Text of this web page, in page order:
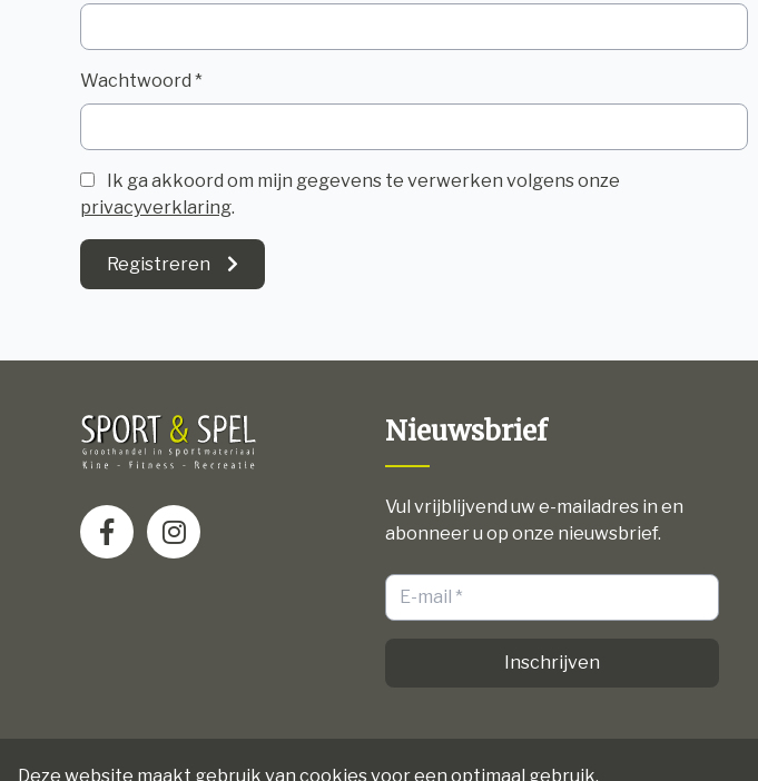
Wachtwoord *
Ik ga akkoord om mijn gegevens te verwerken volgens onze
privacyverklaring.
Registreren
Nieuwsbrief
Vul vrijblijvend uw e-mailadres in en
abonneer u op onze nieuwsbrief.
Inschrijven
Deze website maakt gebruik van cookies voor een optimaal gebruik.